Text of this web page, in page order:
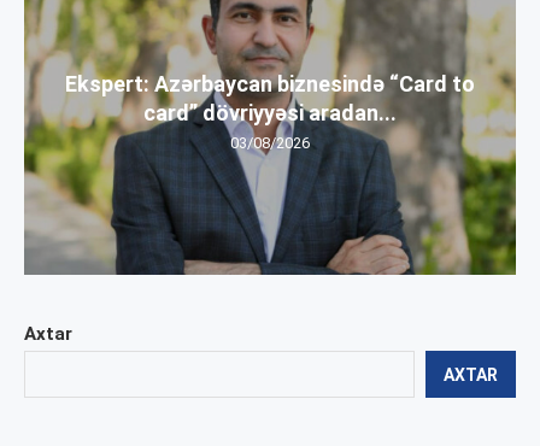
Axtar
AXTAR
Ekspert: Azərbaycan biznesində “Card to
card” dövriyyəsi aradan...
03/08/2026